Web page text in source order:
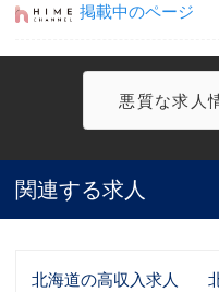
掲載中のページ
悪質な求人
関連する求人
北海道の高収入求人